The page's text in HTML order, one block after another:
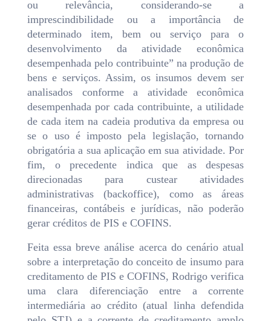
ou relevância, considerando-se a
imprescindibilidade ou a importância de
determinado item, bem ou serviço para o
desenvolvimento da atividade econômica
desempenhada pelo contribuinte” na produção de
bens e serviços. Assim, os insumos devem ser
analisados conforme a atividade econômica
desempenhada por cada contribuinte, a utilidade
de cada item na cadeia produtiva da empresa ou
se o uso é imposto pela legislação, tornando
obrigatória a sua aplicação em sua atividade. Por
fim, o precedente indica que as despesas
direcionadas para custear atividades
administrativas (backoffice), como as áreas
financeiras, contábeis e jurídicas, não poderão
gerar créditos de PIS e COFINS.
Feita essa breve análise acerca do cenário atual
sobre a interpretação do conceito de insumo para
creditamento de PIS e COFINS, Rodrigo verifica
uma clara diferenciação entre a corrente
intermediária ao crédito (atual linha defendida